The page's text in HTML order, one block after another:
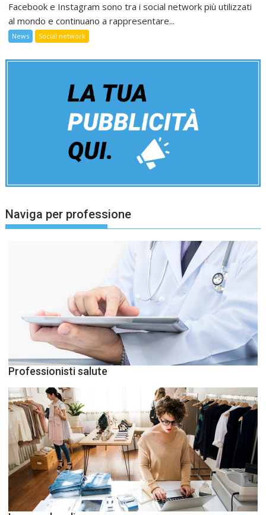
Facebook e Instagram sono tra i social network più utilizzati
al mondo e continuano a rappresentare...
News Social network
Naviga per professione
Professionisti salute